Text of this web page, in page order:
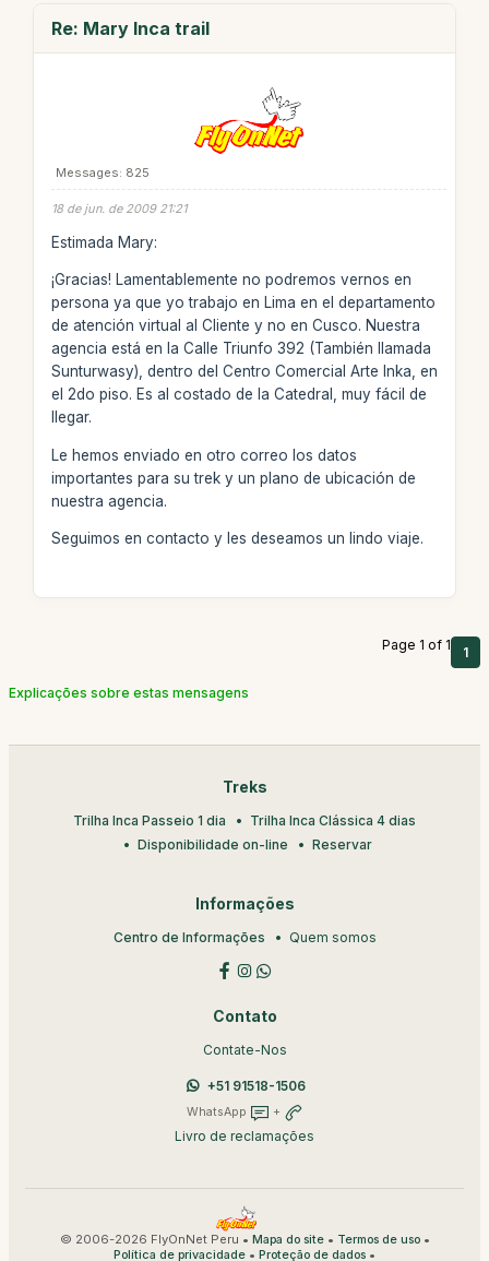
Re: Mary Inca trail
Messages: 825
18 de jun. de 2009 21:21
Estimada Mary:
¡Gracias! Lamentablemente no podremos vernos en
persona ya que yo trabajo en Lima en el departamento
de atención virtual al Cliente y no en Cusco. Nuestra
agencia está en la Calle Triunfo 392 (También llamada
Sunturwasy), dentro del Centro Comercial Arte Inka, en
el 2do piso. Es al costado de la Catedral, muy fácil de
llegar.
Le hemos enviado en otro correo los datos
importantes para su trek y un plano de ubicación de
nuestra agencia.
Seguimos en contacto y les deseamos un lindo viaje.
Page 1 of 1 1
Explicações sobre estas mensagens
Treks
Trilha Inca Passeio 1 dia
Trilha Inca Clássica 4 dias
Disponibilidade on-line
Reservar
Informações
Centro de Informações Quem somos
Contato
Contate-Nos
+51 91518-1506
WhatsApp +
Livro de reclamações
© 2006-2026 FlyOnNet Peru • Mapa do site• Termos de uso•
Política de privacidade • Proteção de dados •